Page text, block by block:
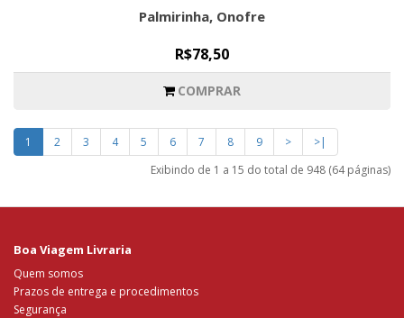
Palmirinha, Onofre
R$78,50
COMPRAR
1 2 3 4 5 6 7 8 9 >
>|
Exibindo de 1 a 15 do total de 948 (64 páginas)
Boa Viagem Livraria
Quem somos
Prazos de entrega e procedimentos
Segurança